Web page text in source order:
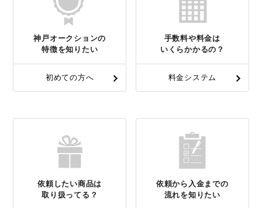
神戸オークションの
特徴を知りたい
初めての方へ
手数料や料金は
いくらかかるの？
料金システム
依頼したい商品は
取り扱ってる？
依頼から入金までの
流れを知りたい